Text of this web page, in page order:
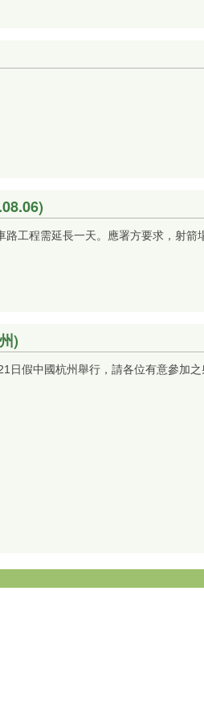
工程需延長一天。應署方要求，射
)
假中國杭州舉行，請各位有意參加之